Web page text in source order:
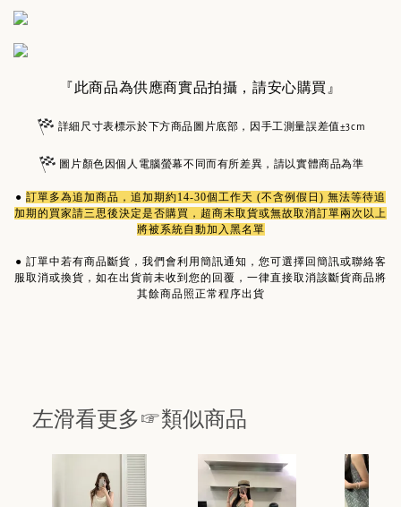
『此商品為供應商實品拍攝，請安心購買』
詳細尺寸表標示於下方商品圖片底部，因手工測量誤差值±3cm
圖片顏色因個人電腦螢幕不同而有所差異，請以實體商品為準
● 訂單多為追加商品 ，追加期約14-30個工作天 (不含例假日) 無法等待追
加期的買家請三思後決定是否購買，超商未取貨或無故取消訂單兩次以上
將被系統自動加入黑名單
● 訂單中若有商品斷貨，我們會利用簡訊通知，您可選擇回簡訊或聯絡客
服取消或換貨，如在出貨前未收到您的回覆，一律直接取消該斷貨商品將
其餘商品照正常程序出貨
左滑看更多☞類似商品